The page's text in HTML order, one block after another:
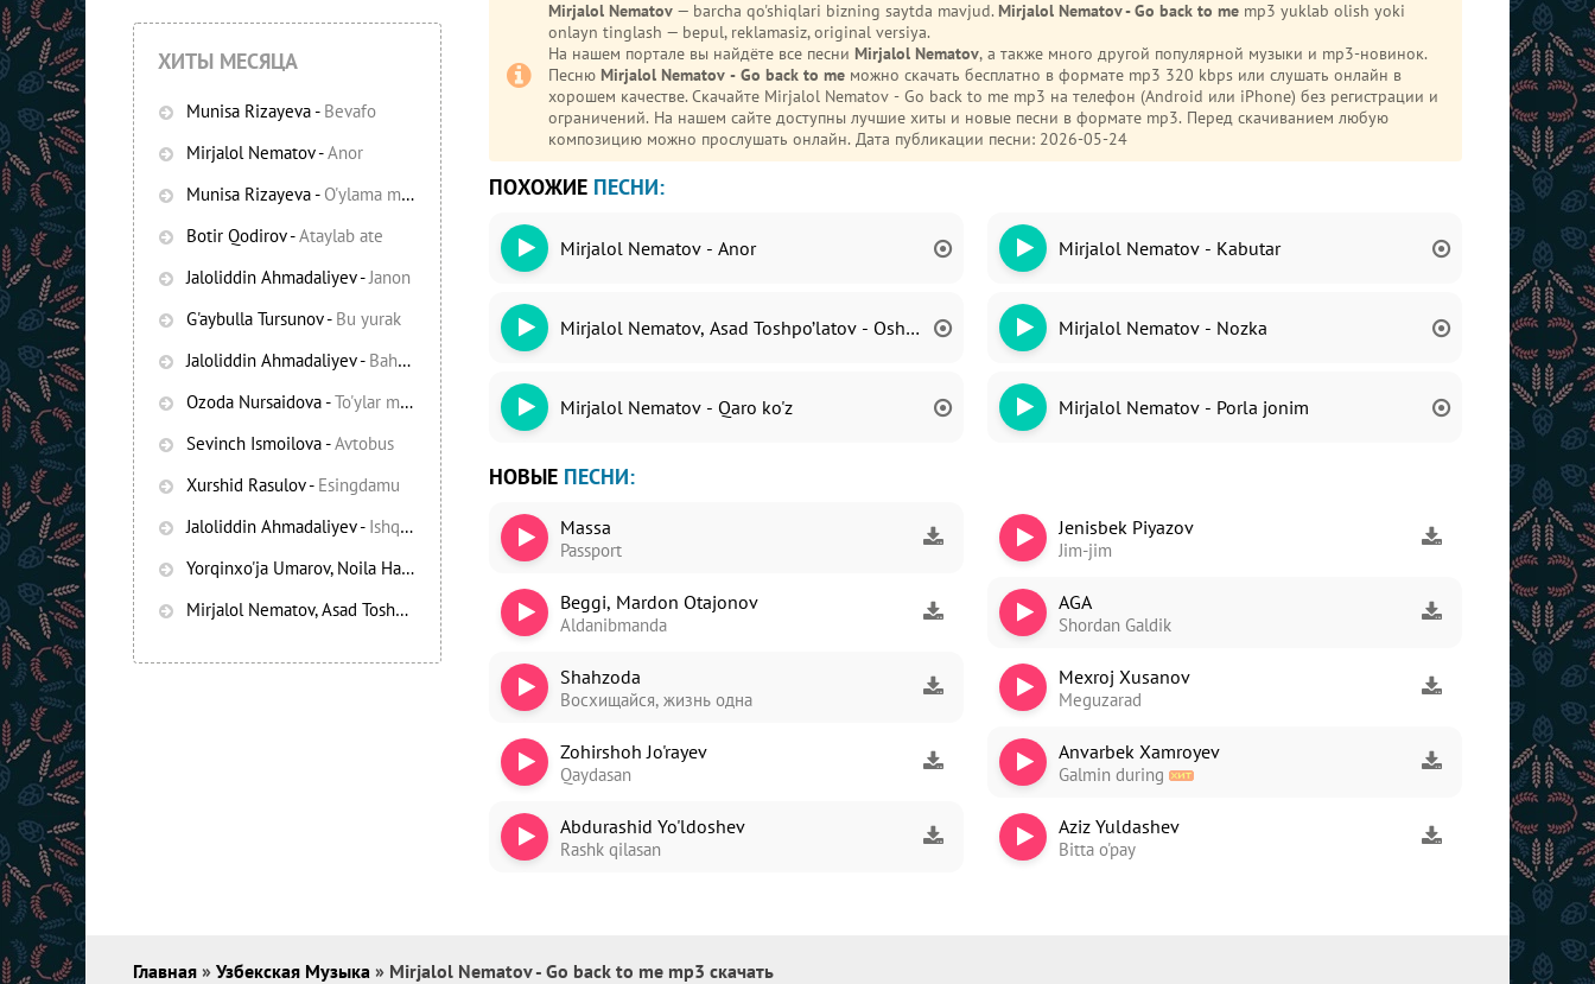
ХИТЫ МЕСЯЦА
Munisa Rizayeva- Bevafo
Mirjalol Nematov-Anor
Munisa Rizayeva- O'ylama mani
Botir Qodirov-Ataylab ate
Jaloliddin Ahmadaliyev-Janon
G'aybulla Tursunov- Bu yurak
Jaloliddin Ahmadaliyev- Bahor yomg'irlari
Ozoda Nursaidova-To'ylar muborak
Sevinch Ismoilova-Avtobus
Xurshid Rasulov- Esingdamu
Jaloliddin Ahmadaliyev- Ishqning chayqov bozorida
Yorqinxo'ja Umarov, Noila Habibullayeva
Bezori
Mirjalol Nematov, Asad Toshpo’latov
Oshiq edim
Mirjalol Nematov — barcha qo'shiqlari bizning saytda mavjud. Mirjalol Nematov - Go back to me mp3 yuklab olish yoki
onlayn tinglash — bepul, reklamasiz, original versiya.
На нашем портале вы найдёте все песни Mirjalol Nematov, а также много другой популярной музыки и mp3-новинок.
Песню Mirjalol Nematov - Go back to me можно скачать бесплатно в формате mp3 320 kbps или слушать онлайн в
хорошем качестве. Скачайте Mirjalol Nematov - Go back to me mp3 на телефон (Android или iPhone) без регистрации и
ограничений. На нашем сайте доступны лучшие хиты и новые песни в формате mp3. Перед скачиванием любую
композицию можно прослушать онлайн. Дата публикации песни: 2026-05-24
ПОХОЖИЕ ПЕСНИ:
Mirjalol Nematov - Anor
Mirjalol Nematov, Asad Toshpo’latov - Oshiq edim
Mirjalol Nematov - Qaro ko'z
Mirjalol Nematov - Kabutar
Mirjalol Nematov - Nozka
Mirjalol Nematov - Porla jonim
НОВЫЕ ПЕСНИ:
Massa
Passport
Beggi, Mardon Otajonov
Aldanibmanda
Shahzoda
Восхищайся, жизнь одна
Zohirshoh Jo'rayev
Qaydasan
Abdurashid Yo'ldoshev
Rashk qilasan
Jenisbek Piyazov
Jim-jim
AGA
Shordan Galdik
Mexroj Xusanov
Meguzarad
Anvarbek Xamroyev
Galmin during
Aziz Yuldashev
Bitta o'pay
Главная » Узбекская Музыка » Mirjalol Nematov - Go back to me mp3 скачать
-Bezori
Oshiq edim